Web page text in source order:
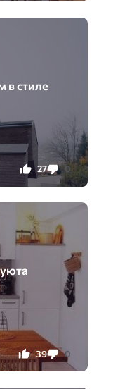
в стилe
27 0
39 0